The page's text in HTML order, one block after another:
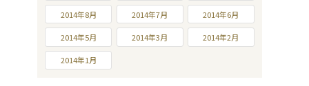
2014年8月 2014年7月 2014年6月
2014年5月 2014年3月 2014年2月
2014年1月